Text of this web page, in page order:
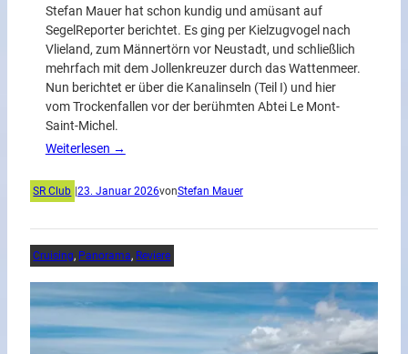
Stefan Mauer hat schon kundig und amüsant auf
SegelReporter berichtet. Es ging per Kielzugvogel nach
Vlieland, zum Männertörn vor Neustadt, und schließlich
mehrfach mit dem Jollenkreuzer durch das Wattenmeer.
Nun berichtet er über die Kanalinseln (Teil I) und hier
vom Trockenfallen vor der berühmten Abtei Le Mont-
Saint-Michel.
Weiterlesen →
SR Club |23. Januar 2026vonStefan Mauer
Cruising, Panorama, Reviere